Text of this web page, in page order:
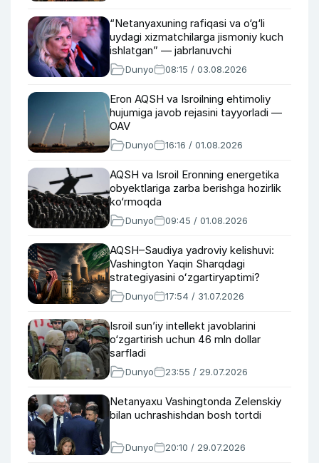
“Netanyaxuning rafiqasi va o‘g‘li
uydagi xizmatchilarga jismoniy kuch
ishlatgan” — jabrlanuvchi
Dunyo 08:15 / 03.08.2026
Eron AQSH va Isroilning ehtimoliy
hujumiga javob rejasini tayyorladi —
OAV
Dunyo 16:16 / 01.08.2026
AQSH va Isroil Eronning energetika
obyektlariga zarba berishga hozirlik
ko‘rmoqda
Dunyo 09:45 / 01.08.2026
AQSH–Saudiya yadroviy kelishuvi:
Vashington Yaqin Sharqdagi
strategiyasini oʻzgartiryaptimi?
Dunyo 17:54 / 31.07.2026
Isroil sun’iy intellekt javoblarini
o‘zgartirish uchun 46 mln dollar
sarfladi
Dunyo 23:55 / 29.07.2026
Netanyaxu Vashingtonda Zelenskiy
bilan uchrashishdan bosh tortdi
Dunyo 20:10 / 29.07.2026